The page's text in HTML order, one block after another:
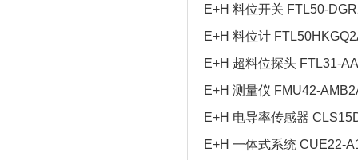
E+H 料位开关 FTL50-
E+H 料位计
E+H 超料位探头 FTL31-
E+H 测量仪 FMU42-
E+H 电导率传感器
E+H 一体式系统 CUE22-